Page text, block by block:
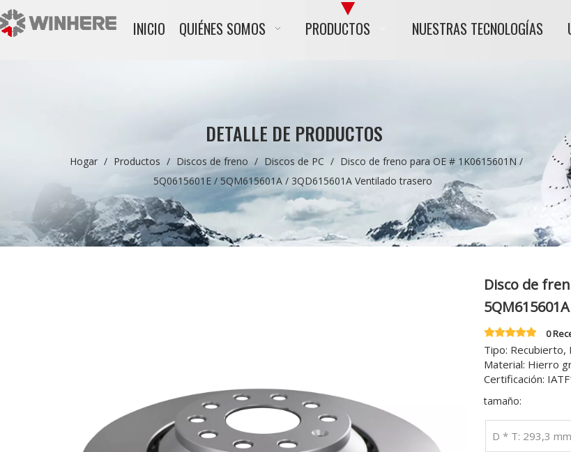
INICIO QUIÉNES SOMOS PRODUCTOS NUESTRAS TECNOLOGÍAS
DETALLE DE PRODUCTOS
Hogar / Productos / Discos de freno / Discos de PC / Disco de freno para OE # 1K0615601N /
5Q0615601E / 5QM615601A / 3QD615601A Ventilado trasero
Disco de
0
Tipo: Recubierto,
Material: Hierro
Certificación:
tamaño:
D * T: 293,3